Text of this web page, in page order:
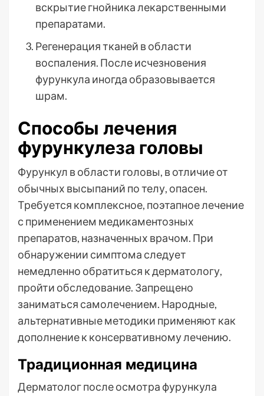
вскрытие гнойника лекарственными
препаратами.
Регенерация тканей в области
воспаления. После исчезновения
фурункула иногда образовывается
шрам.
Способы лечения
фурункулеза головы
Фурункул в области головы, в отличие от
обычных высыпаний по телу, опасен.
Требуется комплексное, поэтапное лечение
с применением медикаментозных
препаратов, назначенных врачом. При
обнаружении симптома следует
немедленно обратиться к дерматологу,
пройти обследование. Запрещено
заниматься самолечением. Народные,
альтернативные методики применяют как
дополнение к консервативному лечению.
Традиционная медицина
Дерматолог после осмотра фурункула